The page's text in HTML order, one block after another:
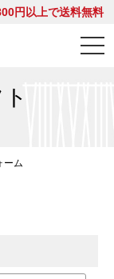
円以上で送料無料
ーム